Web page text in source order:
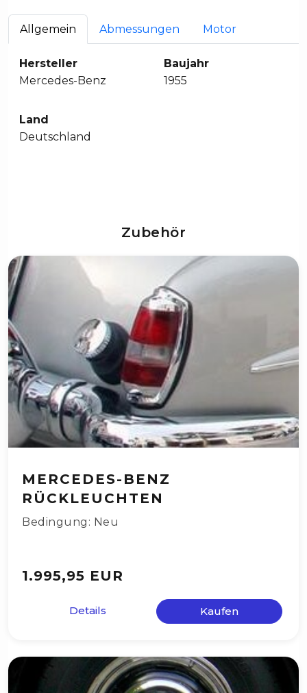
Allgemein Abmessungen Motor
Hersteller
Mercedes-Benz
Baujahr
1955
Land
Deutschland
Zubehör
MERCEDES-BENZ
RÜCKLEUCHTEN
Bedingung: Neu
1.995,95 EUR
Details Kaufen